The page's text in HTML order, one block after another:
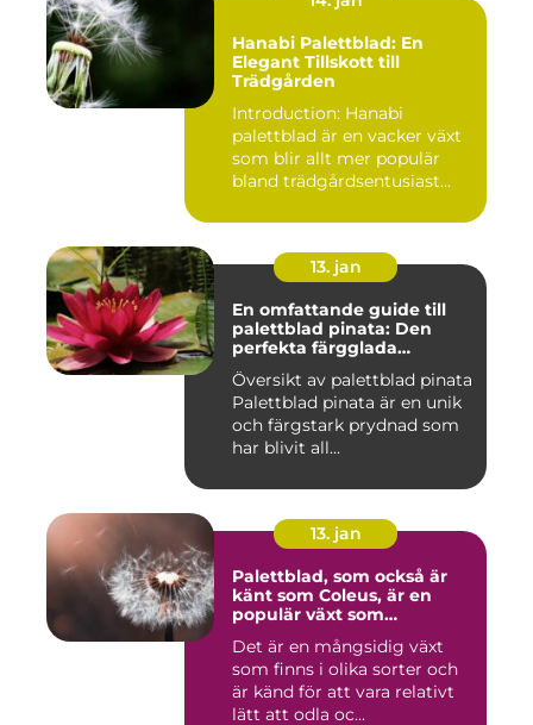
Hanabi Palettblad: En
Elegant Tillskott till
Trädgården
Introduction: Hanabi
palettblad är en vacker växt
som blir allt mer populär
bland trädgårdsentusiast...
13. jan
En omfattande guide till
palettblad pinata: Den
perfekta färgglada
prydnaden för ditt hem
Översikt av palettblad pinata
Palettblad pinata är en unik
och färgstark prydnad som
har blivit all...
13. jan
Palettblad, som också är
känt som Coleus, är en
populär växt som
färgglada och mönstrade
blad
Det är en mångsidig växt
som finns i olika sorter och
är känd för att vara relativt
lätt att odla oc...